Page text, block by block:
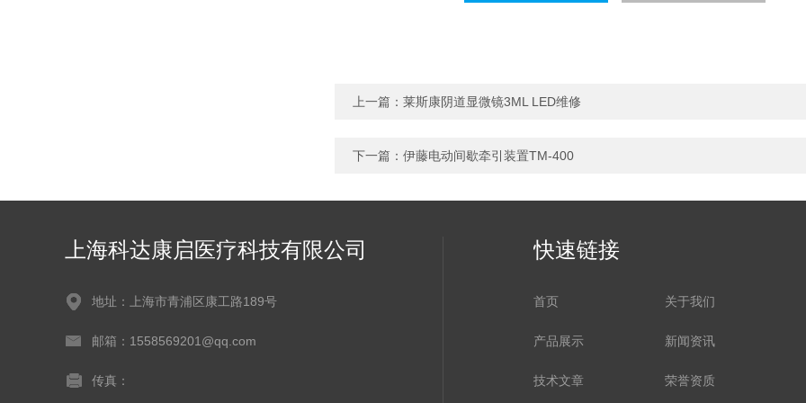
上一篇： 莱斯康阴道显微镜3ML LED维修
下一篇： 伊藤电动间歇牵引装置TM-400
上海科达康启医疗科技有限公司
地址：上海市青浦区康工路189号
邮箱：1558569201@qq.com
传真：
快速链接
首页 关于我们
产品展示 新闻资讯
技术文章 荣誉资质